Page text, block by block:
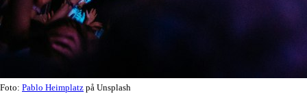
Foto: Pablo Heimplatz på Unsplash